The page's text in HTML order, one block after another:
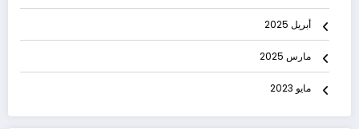
أبريل 2025
مارس 2025
مايو 2023